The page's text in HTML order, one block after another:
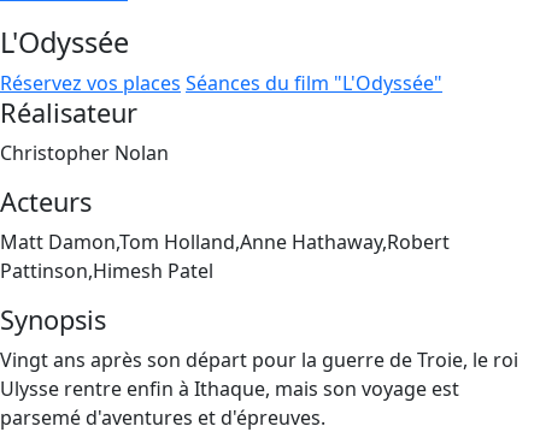
L'Odyssée
Réservez vos places Séances du film "L'Odyssée"
Réalisateur
Christopher Nolan
Acteurs
Matt Damon,Tom Holland,Anne Hathaway,Robert
Pattinson,Himesh Patel
Synopsis
Vingt ans après son départ pour la guerre de Troie, le roi
Ulysse rentre enfin à Ithaque, mais son voyage est
parsemé d'aventures et d'épreuves.